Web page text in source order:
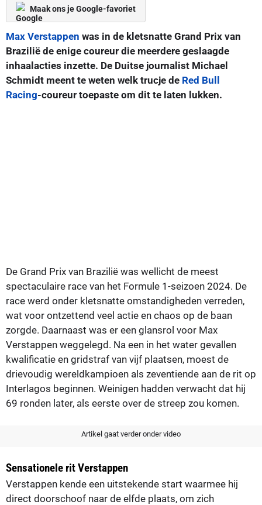
Maak ons je Google-favoriet
Max Verstappen was in de kletsnatte Grand Prix van
Brazilië de enige coureur die meerdere geslaagde
inhaalacties inzette. De Duitse journalist Michael
Schmidt meent te weten welk trucje de Red Bull
Racing-coureur toepaste om dit te laten lukken.
De Grand Prix van Brazilië was wellicht de meest
spectaculaire race van het Formule 1-seizoen 2024. De
race werd onder kletsnatte omstandigheden verreden,
wat voor ontzettend veel actie en chaos op de baan
zorgde. Daarnaast was er een glansrol voor Max
Verstappen weggelegd. Na een in het water gevallen
kwalificatie en gridstraf van vijf plaatsen, moest de
drievoudig wereldkampioen als zeventiende aan de rit op
Interlagos beginnen. Weinigen hadden verwacht dat hij
69 ronden later, als eerste over de streep zou komen.
Artikel gaat verder onder video
Sensationele rit Verstappen
Verstappen kende een uitstekende start waarmee hij
direct doorschoof naar de elfde plaats, om zich